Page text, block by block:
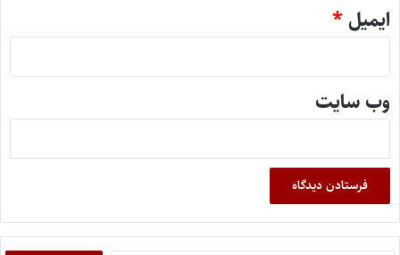
ایمیل *
وب‌ سایت